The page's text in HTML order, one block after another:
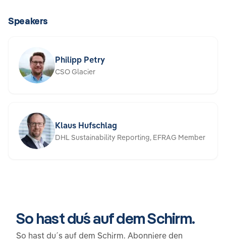
Speakers
Philipp Petry
CSO Glacier
Klaus Hufschlag
DHL Sustainability Reporting, EFRAG Member
So hast du´s auf dem Schirm.
So hast du´s auf dem Schirm. Abonniere den